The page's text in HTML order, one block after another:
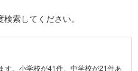
索してください。
す。小学校が41件、中学校が21件あ